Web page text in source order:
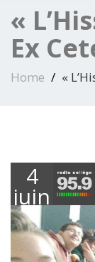
«
Ex
Home «
4
juin
2019